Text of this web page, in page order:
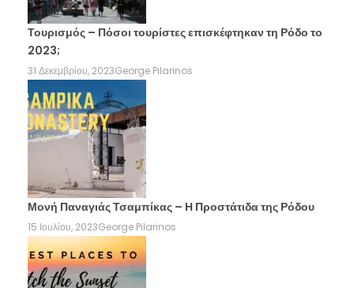
Τουρισμός – Πόσοι τουρίστες επισκέφτηκαν τη Ρόδο το
2023;
31 Δεκεμβρίου, 2023George Pilarinos
Μονή Παναγιάς Τσαμπίκας – Η Προστάτιδα της Ρόδου
15 Ιουλίου, 2023George Pilarinos